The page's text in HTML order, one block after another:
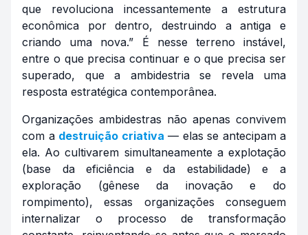
que revoluciona incessantemente a estrutura
econômica por dentro, destruindo a antiga e
criando uma nova.” É nesse terreno instável,
entre o que precisa continuar e o que precisa ser
superado, que a ambidestria se revela uma
resposta estratégica contemporânea.
Organizações ambidestras não apenas convivem
com a destruição criativa — elas se antecipam a
ela. Ao cultivarem simultaneamente a explotação
(base da eficiência e da estabilidade) e a
exploração (gênese da inovação e do
rompimento), essas organizações conseguem
internalizar o processo de transformação